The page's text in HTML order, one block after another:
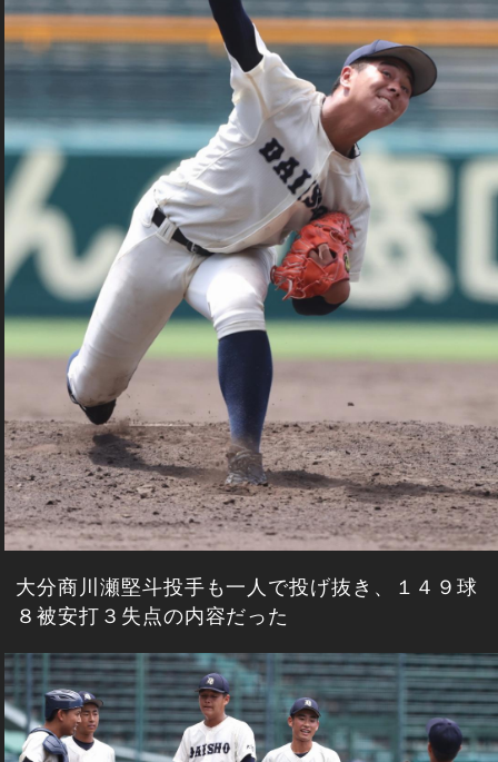
大分商川瀬堅斗投手も一人で投げ抜き、１４９球
８被安打３失点の内容だった